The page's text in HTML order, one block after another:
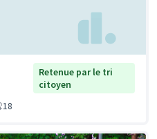
Retenue par le tri
citoyen
18